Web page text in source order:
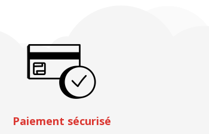
Paiement sécurisé